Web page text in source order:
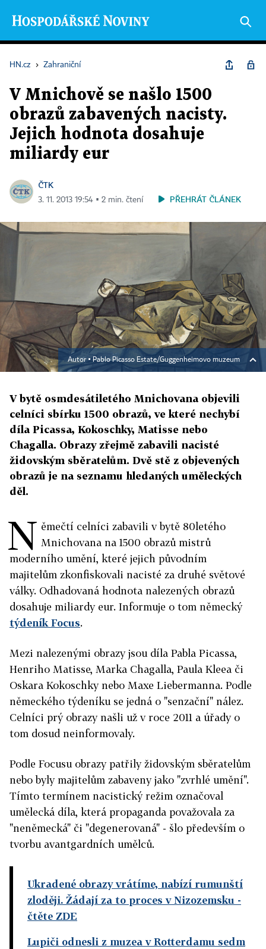
HN.cz › Zahraniční
V Mnichově se našlo 1500
obrazů zabavených nacisty.
Jejich hodnota dosahuje
miliardy eur
ČTK
3. 11. 2013 19:54 ▪ 2 min. čtení PŘEHRÁT ČLÁNEK
Autor ▪Pablo Picasso Estate/Guggenheimovo muzeum
V bytě osmdesátiletého Mnichovana objevili
celníci sbírku 1500 obrazů, ve které nechybí
díla Picassa, Kokoschky, Matisse nebo
Chagalla. Obrazy zřejmě zabavili nacisté
židovským sběratelům. Dvě stě z objevených
obrazů je na seznamu hledaných uměleckých
děl.
N ěmečtí celníci zabavili v bytě 80letého
Mnichovana na 1500 obrazů mistrů
moderního umění, které jejich původním
majitelům zkonfiskovali nacisté za druhé světové
války. Odhadovaná hodnota nalezených obrazů
dosahuje miliardy eur. Informuje o tom německý
týdeník Focus.
Mezi nalezenými obrazy jsou díla Pabla Picassa,
Henriho Matisse, Marka Chagalla, Paula Kleea či
Oskara Kokoschky nebo Maxe Liebermanna. Podle
německého týdeníku se jedná o "senzační" nález.
Celníci prý obrazy našli už v roce 2011 a úřady o
tom dosud neinformovaly.
Podle Focusu obrazy patřily židovským sběratelům
nebo byly majitelům zabaveny jako "zvrhlé umění".
Tímto termínem nacistický režim označoval
umělecká díla, která propaganda považovala za
"neněmecká" či "degenerovaná" - šlo především o
tvorbu avantgardních umělců.
Ukradené obrazy vrátíme, nabízí rumunští
zloději. Žádají za to proces v Nizozemsku -
čtěte ZDE
Lupiči odnesli z muzea v Rotterdamu sedm